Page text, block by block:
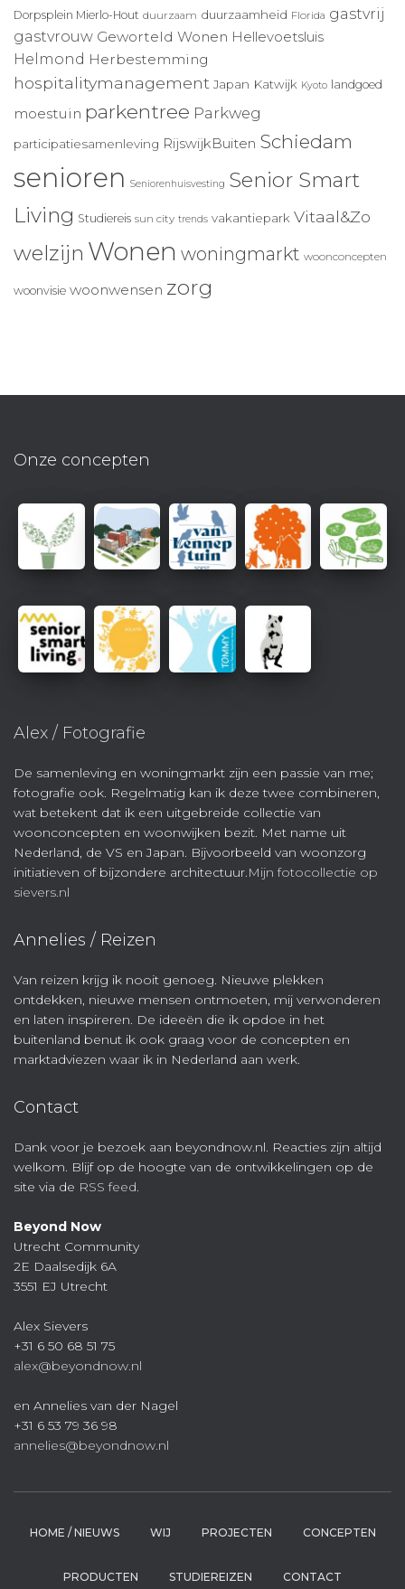
Dorpsplein Mierlo-Hout duurzaam duurzaamheid Florida gastvrij
gastvrouw Geworteld Wonen Hellevoetsluis
Helmond Herbestemming
hospitalitymanagement Japan Katwijk Kyoto landgoed
moestuin parkentree Parkweg
participatiesamenleving RijswijkBuiten Schiedam
senioren Seniorenhuisvesting Senior Smart
Living Studiereis sun city trends vakantiepark Vitaal&Zo
welzijn Wonen woningmarkt woonconcepten
woonvisie woonwensen zorg
Onze concepten
Alex / Fotografie
De samenleving en woningmarkt zijn een passie van me;
fotografie ook. Regelmatig kan ik deze twee combineren,
wat betekent dat ik een uitgebreide collectie van
woonconcepten en woonwijken bezit. Met name uit
Nederland, de VS en Japan. Bijvoorbeeld van woonzorg
initiatieven of bijzondere architectuur.Mijn fotocollectie op
sievers.nl
Annelies / Reizen
Van reizen krijg ik nooit genoeg. Nieuwe plekken
ontdekken, nieuwe mensen ontmoeten, mij verwonderen
en laten inspireren. De ideeën die ik opdoe in het
buitenland benut ik ook graag voor de concepten en
marktadviezen waar ik in Nederland aan werk.
Contact
Dank voor je bezoek aan beyondnow.nl. Reacties zijn altijd
welkom. Blijf op de hoogte van de ontwikkelingen op de
site via de RSS feed.
Beyond Now
Utrecht Community
2E Daalsedijk 6A
3551 EJ Utrecht
Alex Sievers
+31 6 50 68 51 75
alex@beyondnow.nl
en Annelies van der Nagel
+31 6 53 79 36 98
annelies@beyondnow.nl
HOME / NIEUWS WIJ PROJECTEN CONCEPTEN
PRODUCTEN STUDIEREIZEN CONTACT